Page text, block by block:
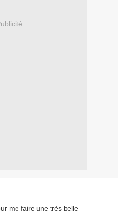
me faire une très belle